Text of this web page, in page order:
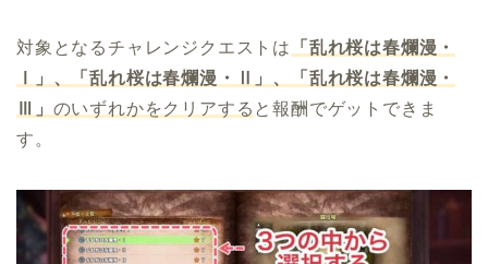
対象となるチャレンジクエストは
「乱れ桜は春爛漫・
Ⅰ」、「乱れ桜は春爛漫・Ⅱ」、「乱れ桜は春爛漫・
Ⅲ」 のいずれかをクリアする と報酬でゲットできま
す。